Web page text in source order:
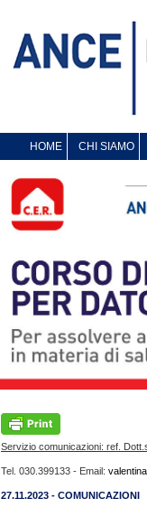
HOME CHI SIAMO
Servizio comunicazioni: ref.
Tel. 030.399133 - Email:
27.11.2023 - COMUNICAZIONI